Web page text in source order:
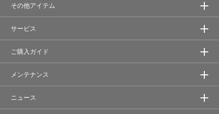
その他アイテム
サービス
ご購入ガイド
メンテナンス
ニュース